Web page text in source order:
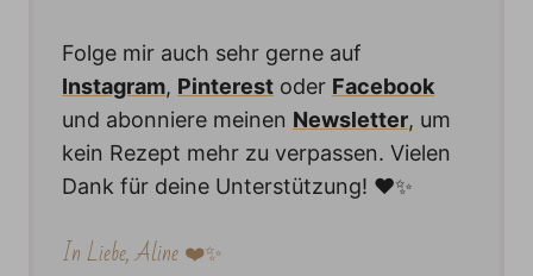
Folge mir auch sehr gerne auf
Instagram, Pinterest oder Facebook
und abonniere meinen Newsletter, um
kein Rezept mehr zu verpassen. Vielen
Dank für deine Unterstützung! ❤️✨
In Liebe, Aline ❤️✨